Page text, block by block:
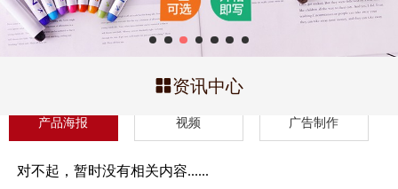
资讯中心
产品海报 视频 广告制作
对不起，暂时没有相关内容......